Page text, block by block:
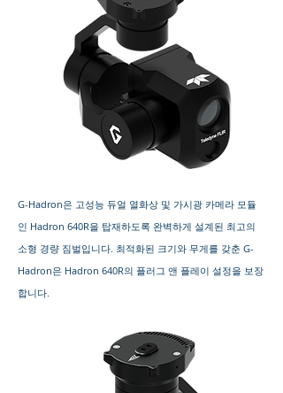
G-Hadron은 고성능 듀얼 열화상 및 가시광 카메라 모듈
인 Hadron 640R을 탑재하도록 완벽하게 설계된 최고의
소형 경량 짐벌입니다. 최적화된 크기와 무게를 갖춘 G-
Hadron은 Hadron 640R의 플러그 앤 플레이 설정을 보장
합니다.